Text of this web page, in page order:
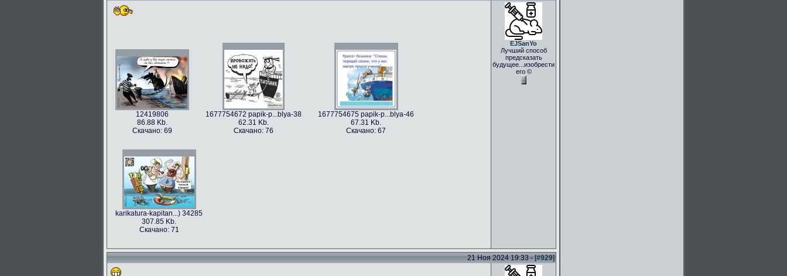
12419806
86.88 Kb.
Скачано: 69
1677754672 papik-p...blya-38
62.31 Kb.
Скачано: 76
1677754675 papik-p...blya-46
67.31 Kb.
Скачано: 67
karikatura-kapitan...) 34285
307.85 Kb.
Скачано: 71
EJSanYo
Лучший способ
предсказать
будущее...изобрести
его ©
21 Ноя 2024 19:33 - [#929]